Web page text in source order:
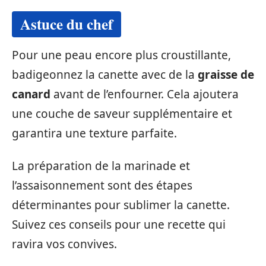
Astuce du chef
Pour une peau encore plus croustillante,
badigeonnez la canette avec de la graisse de
canard avant de l’enfourner. Cela ajoutera
une couche de saveur supplémentaire et
garantira une texture parfaite.
La préparation de la marinade et
l’assaisonnement sont des étapes
déterminantes pour sublimer la canette.
Suivez ces conseils pour une recette qui
ravira vos convives.